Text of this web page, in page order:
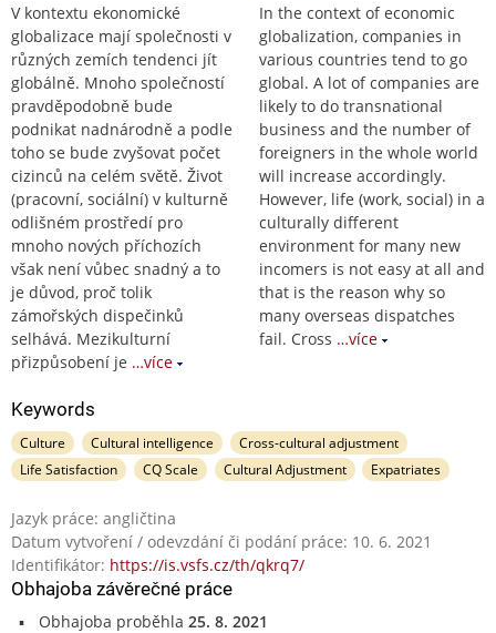
V kontextu ekonomické
globalizace mají společnosti v
různých zemích tendenci jít
globálně. Mnoho společností
pravděpodobně bude
podnikat nadnárodně a podle
toho se bude zvyšovat počet
cizinců na celém světě. Život
(pracovní, sociální) v kulturně
odlišném prostředí pro
mnoho nových příchozích
však není vůbec snadný a to
je důvod, proč tolik
zámořských dispečinků
selhává. Mezikulturní
přizpůsobení je …více
In the context of economic
globalization, companies in
various countries tend to go
global. A lot of companies are
likely to do transnational
business and the number of
foreigners in the whole world
will increase accordingly.
However, life (work, social) in a
culturally different
environment for many new
incomers is not easy at all and
that is the reason why so
many overseas dispatches
fail. Cross …více
Keywords
Culture Cultural intelligence
Cross-cultural adjustment
Life Satisfaction
CQ Scale Cultural Adjustment Expatriates
Jazyk práce: angličtina
Datum vytvoření / odevzdání či podání práce: 10. 6. 2021
Identifikátor: https://is.vsfs.cz/th/qkrq7/
Obhajoba závěrečné práce
Obhajoba proběhla 25. 8. 2021